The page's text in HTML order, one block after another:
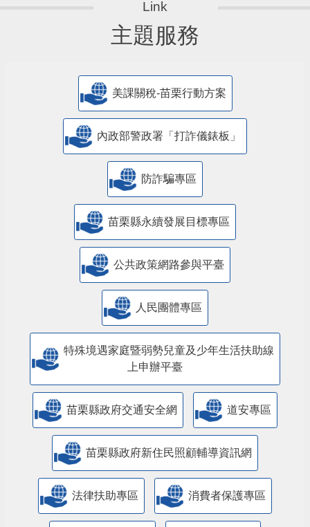
主題服務
美課關稅-苗栗行動方案
內政部警政署「打詐儀錶板」
防詐騙專區
苗栗縣永續發展目標專區
公共政策網路參與平臺
人民團體專區
特殊境遇家庭暨弱勢兒童及少年生活扶助線
上申辦平臺
苗栗縣政府交通安全網 道安專區
苗栗縣政府新住民照顧輔導資訊網
法律扶助專區 消費者保護專區